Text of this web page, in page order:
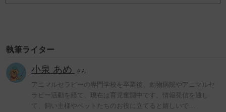
執筆ライター
小泉 あめ さん
アニマルセラピーの専門学校を卒業後、動物病院やアニマルセ
ラピー活動を経て、現在は育児奮闘中です。情報発信を通し
て、飼い主様やペットたちのお役に立てると嬉しいで…